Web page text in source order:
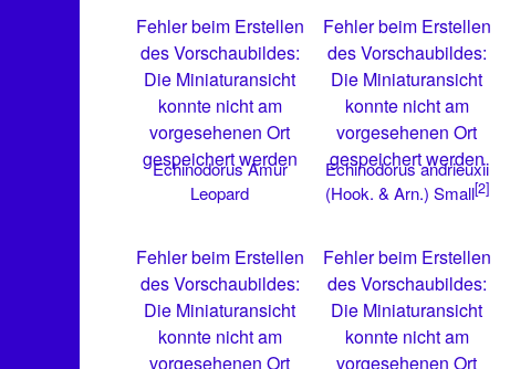
Fehler beim Erstellen
des Vorschaubildes:
Die Miniaturansicht
konnte nicht am
vorgesehenen Ort
gespeichert werden
Echinodorus Amur
Leopard
Fehler beim Erstellen
des Vorschaubildes:
Die Miniaturansicht
konnte nicht am
vorgesehenen Ort
gespeichert werden
Echinodorus andrieuxii
(Hook. & Arn.) Small[2]
Fehler beim Erstellen
des Vorschaubildes:
Die Miniaturansicht
konnte nicht am
vorgesehenen Ort
Fehler beim Erstellen
des Vorschaubildes:
Die Miniaturansicht
konnte nicht am
vorgesehenen Ort